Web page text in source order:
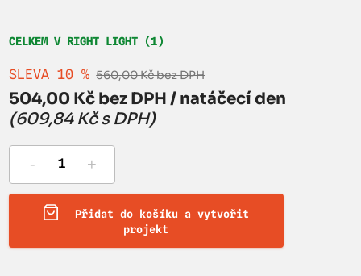
CELKEM V RIGHT LIGHT (1)
SLEVA 10 % 560,00 Kč bez DPH
504,00 Kč bez DPH / natáčecí den
(609,84 Kč s DPH)
- +
Přidat do košíku a vytvořit
projekt